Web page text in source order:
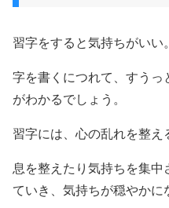
習字をすると気持ちがいい。
字を書くにつれて、すうっ
がわかるでしょう。
習字には、心の乱れを整え
息を整えたり気持ちを集中
ていき、気持ちが穏やかに